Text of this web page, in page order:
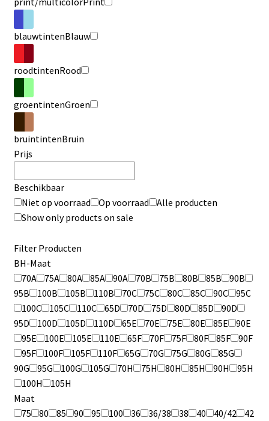
blauwtintenBlauw
roodtintenRood
groentintenGroen
bruintintenBruin
Prijs
Beschikbaar
Niet op voorraad
Op voorraad
Alle producten
Show only products on sale
Filter Producten
BH-Maat
70A
75A 80A 85A 90A 70B 75B 80B 85B
90B
95B
100B 105B 110B 70C 75C 80C 85C 90C
95C
100C
105C 110C 65D 70D 75D 80D 85D
90D
95D
100D 105D 110D 65E 70E 75E 80E 85E
90E
95E
100E 105E 110E 65F 70F 75F 80F 85F
90F
95F
100F 105F 110F 65G 70G 75G 80G
85G
90G
95G 100G 105G 70H 75H 80H 85H 90H
95H
100H
105H
Maat
75
80 85 90 95 100 36 36/38 38 40 40/42
42